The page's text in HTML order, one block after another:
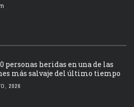
personas heridas en una de las
más salvaje del último tiempo
2026